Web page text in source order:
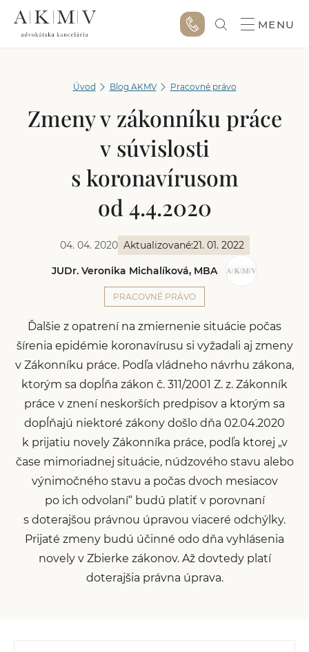
MENU
Úvod Blog AKMV Pracovné právo
Zmeny v zákonníku práce
v súvislosti
s koronavírusom
od 4.4.2020
04. 04. 2020 Aktualizované:21. 01. 2022
JUDr. Veronika Michalíková, MBA
PRACOVNÉ PRÁVO
Ďalšie z opatrení na zmiernenie situácie počas
šírenia epidémie koronavírusu si vyžadali aj zmeny
v Zákonníku práce. Podľa vládneho návrhu zákona,
ktorým sa dopĺňa zákon č. 311/2001 Z. z. Zákonník
práce v znení neskorších predpisov a ktorým sa
dopĺňajú niektoré zákony došlo dňa 02.04.2020
k prijatiu novely Zákonníka práce, podľa ktorej „v
čase mimoriadnej situácie, núdzového stavu alebo
výnimočného stavu a počas dvoch mesiacov
po ich odvolaní“ budú platiť v porovnaní
s doterajšou právnou úpravou viaceré odchýlky.
Prijaté zmeny budú účinné odo dňa vyhlásenia
novely v Zbierke zákonov. Až dovtedy platí
doterajšia právna úprava.